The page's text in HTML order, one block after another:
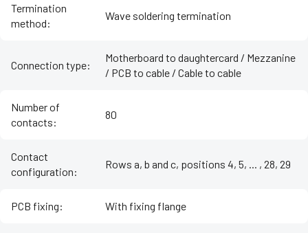
Termination
method:
Wave soldering termination
Connection type:
Motherboard to daughtercard / Mezzanine
/ PCB to cable / Cable to cable
Number of
contacts:
80
Contact
configuration:
Rows a, b and c, positions 4, 5, ... , 28, 29
PCB fixing: With fixing flange